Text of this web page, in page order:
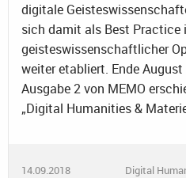
digitale
sich damit als Best Practice
geisteswissenschaftlicher
weiter etabliert. Ende
Ausgabe 2 von MEMO
„Digital Humanities &
14.09.2018 Digital